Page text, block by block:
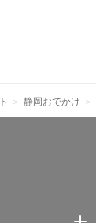
静岡おでかけ